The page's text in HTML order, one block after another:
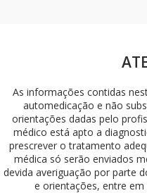
As informações contidas
automedicação e não
orientações dadas pelo
médico está apto a
prescrever o tratamento
médica só serão enviados
devida averiguação por parte
e orientações, entre